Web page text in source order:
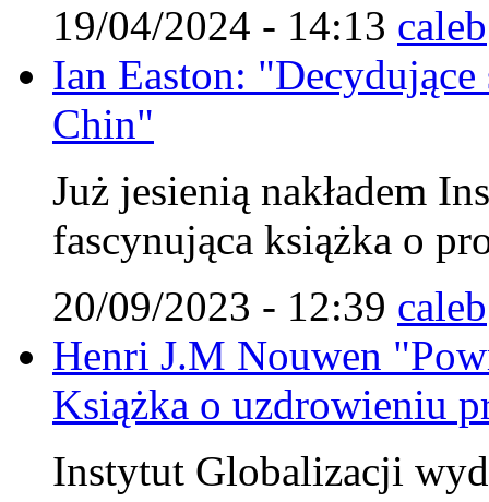
19/04/2024 - 14:13 caleb
Ian Easton:
Chin"
Już jesienią nakładem
fascynująca książka o
20/09/2023 - 12:39 caleb
Henri J.M Nouwen
Książka o uzdrowieniu
Instytut Globalizacji